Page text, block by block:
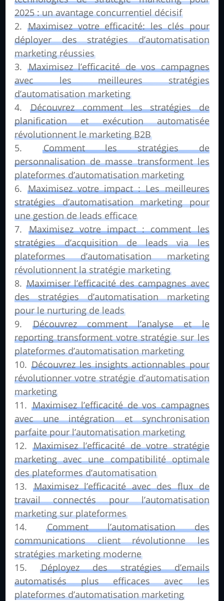
2025 : un avantage concurrentiel décisif
Maximisez votre efficacité: les clés pour
déployer des stratégies d’automatisation
marketing réussies
Maximisez l’efficacité de vos campagnes
avec les meilleures stratégies
d’automatisation marketing
Découvrez comment les stratégies de
planification et exécution automatisée
révolutionnent le marketing B2B
Comment les stratégies de
personnalisation de masse transforment les
plateformes d’automatisation marketing
Maximisez votre impact : Les meilleures
stratégies d’automatisation marketing pour
une gestion de leads efficace
Maximisez votre impact : comment les
stratégies d’acquisition de leads via les
plateformes d’automatisation marketing
révolutionnent la stratégie marketing
Maximiser l’efficacité des campagnes avec
des stratégies d’automatisation marketing
pour le nurturing de leads
Découvrez comment l’analyse et le
reporting transforment votre stratégie sur les
plateformes d’automatisation marketing
Découvrez les insights actionnables pour
révolutionner votre stratégie d’automatisation
marketing
Maximisez l’efficacité de vos campagnes
avec une intégration et synchronisation
parfaite pour l’automatisation marketing
Maximisez l’efficacité de votre stratégie
marketing avec une compatibilité optimale
des plateformes d’automatisation
Maximisez l’efficacité avec des flux de
travail connectés pour l’automatisation
marketing sur plateformes
Comment l’automatisation des
communications client révolutionne les
stratégies marketing moderne
Déployez des stratégies d’emails
automatisés plus efficaces avec les
plateformes d’automatisation marketing